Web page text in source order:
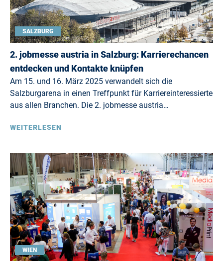
SALZBURG
2. jobmesse austria in Salzburg: Karrierechancen
entdecken und Kontakte knüpfen
Am 15. und 16. März 2025 verwandelt sich die
Salzburgarena in einen Treffpunkt für Karriereinteressierte
aus allen Branchen. Die 2. jobmesse austria…
WEITERLESEN
WIEN